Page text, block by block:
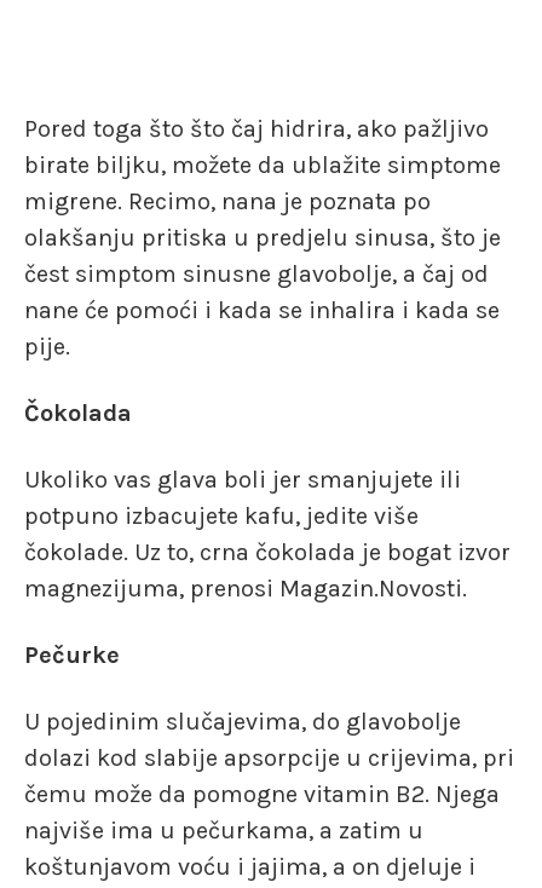
Pored toga što što čaj hidrira, ako pažljivo
birate biljku, možete da ublažite simptome
migrene. Recimo, nana je poznata po
olakšanju pritiska u predjelu sinusa, što je
čest simptom sinusne glavobolje, a čaj od
nane će pomoći i kada se inhalira i kada se
pije.
Čokolada
Ukoliko vas glava boli jer smanjujete ili
potpuno izbacujete kafu, jedite više
čokolade. Uz to, crna čokolada je bogat izvor
magnezijuma, prenosi Magazin.Novosti.
Pečurke
U pojedinim slučajevima, do glavobolje
dolazi kod slabije apsorpcije u crijevima, pri
čemu može da pomogne vitamin B2. Njega
najviše ima u pečurkama, a zatim u
koštunjavom voću i jajima, a on djeluje i